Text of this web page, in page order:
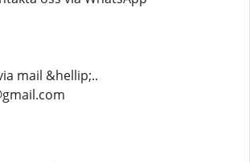
mail &hellip;..